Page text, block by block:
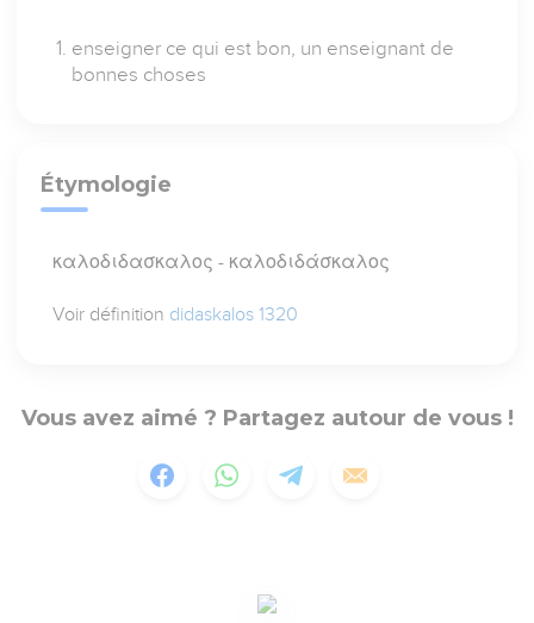
enseigner ce qui est bon, un enseignant de
bonnes choses
Étymologie
καλοδιδασκαλος - καλοδιδάσκαλος
Voir définition didaskalos 1320
Vous avez aimé ? Partagez autour de vous !